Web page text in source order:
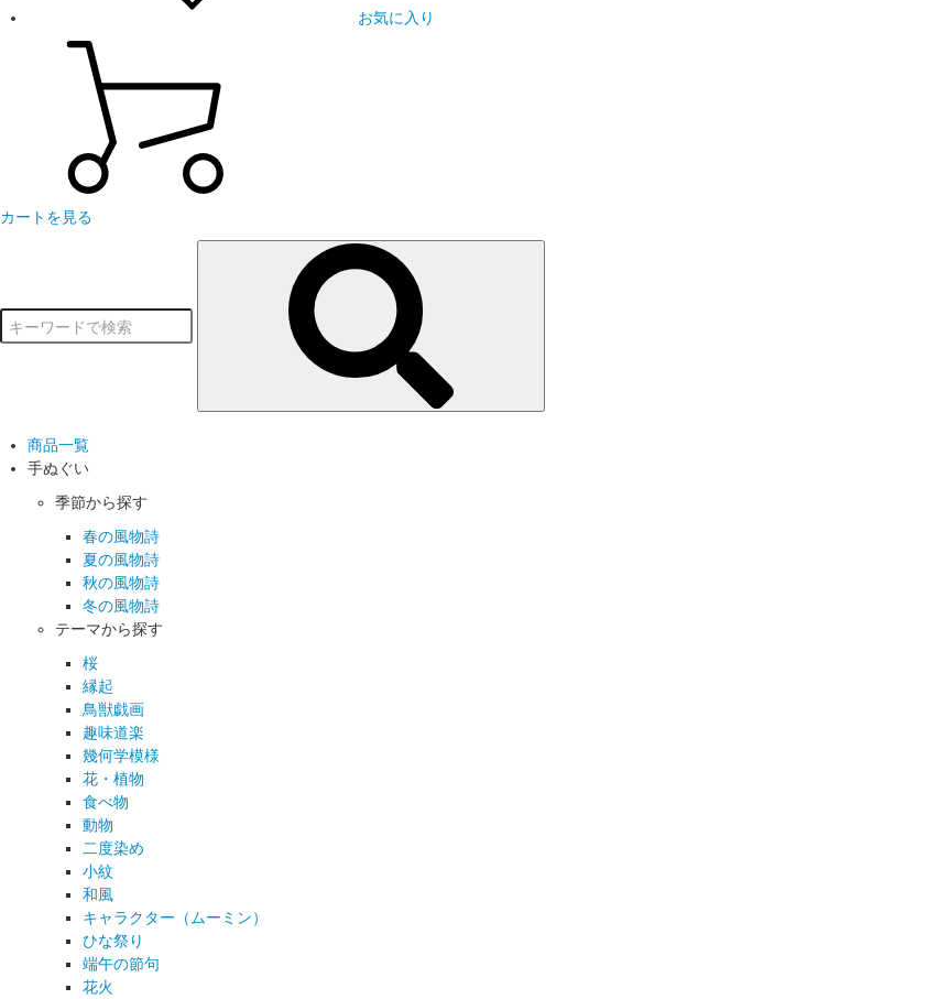
お気に入り
カートを見る
商品一覧
手ぬぐい
季節から探す
春の風物詩
夏の風物詩
秋の風物詩
冬の風物詩
テーマから探す
桜
縁起
鳥獣戯画
趣味道楽
幾何学模様
花・植物
食べ物
動物
二度染め
小紋
和風
キャラクター（ムーミン）
ひな祭り
端午の節句
花火